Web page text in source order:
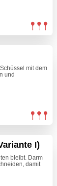
mit dem
und
I)
bleibt. Darm
damit